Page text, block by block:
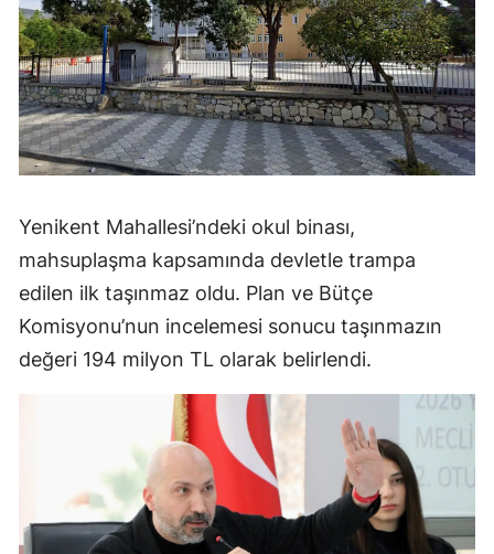
Yenikent Mahallesi’ndeki okul binası,
mahsuplaşma kapsamında devletle trampa
edilen ilk taşınmaz oldu. Plan ve Bütçe
Komisyonu’nun incelemesi sonucu taşınmazın
değeri 194 milyon TL olarak belirlendi.